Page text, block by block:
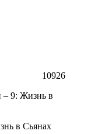
10926
в Сьянах